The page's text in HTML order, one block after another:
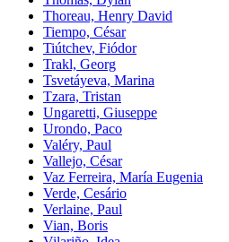
Thoreau, Henry David
Tiempo, César
Tiútchev, Fiódor
Trakl, Georg
Tsvetáyeva, Marina
Tzara, Tristan
Ungaretti, Giuseppe
Urondo, Paco
Valéry, Paul
Vallejo, César
Vaz Ferreira, María Eugenia
Verde, Cesário
Verlaine, Paul
Vian, Boris